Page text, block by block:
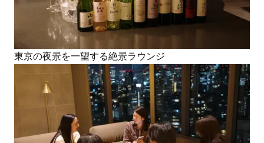
東京の夜景を一望する絶景ラウンジ